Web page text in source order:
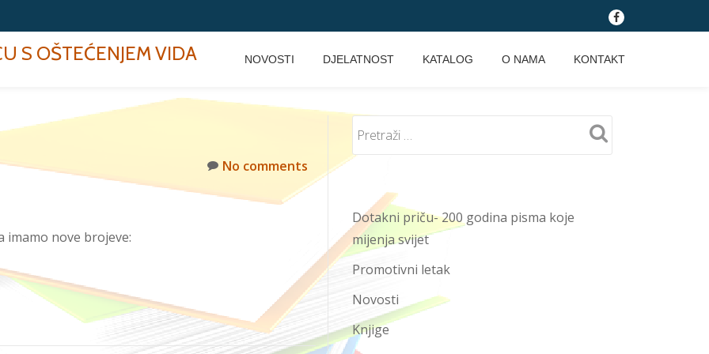
fa-
S OŠTEĆENJEM VIDA NOVOSTI DJELATNOST KATALOG O NAMA KONTAKT
No comments
imamo nove brojeve:
Dotakni priču- 200 godina pisma koje
mijenja svijet
Promotivni letak
Novosti
Knjige